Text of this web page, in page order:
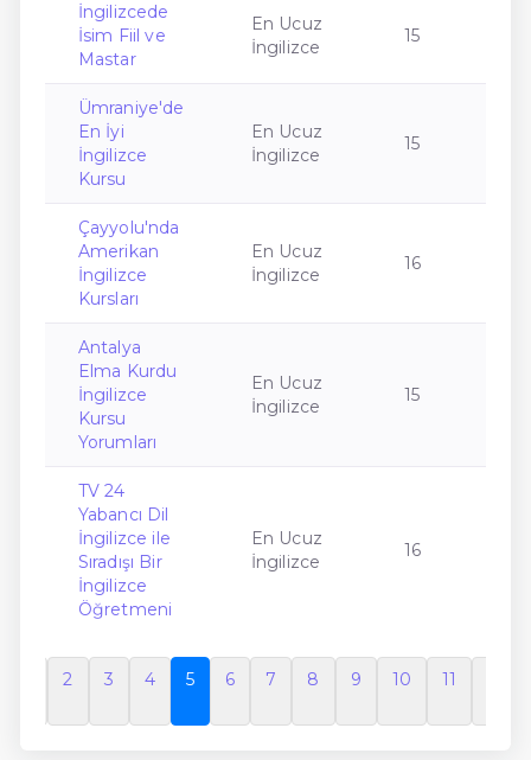
İngilizcede
İsim Fiil ve
Mastar
En Ucuz
İngilizce
15
Ümraniye'de
En İyi
İngilizce
Kursu
En Ucuz
İngilizce
15
Çayyolu'nda
Amerikan
İngilizce
Kursları
En Ucuz
İngilizce
16
Antalya
Elma Kurdu
İngilizce
Kursu
Yorumları
En Ucuz
İngilizce
15
TV 24
Yabancı Dil
İngilizce ile
Sıradışı Bir
İngilizce
Öğretmeni
En Ucuz
İngilizce
16
2 3 4 5 6 7 8 9 10 11